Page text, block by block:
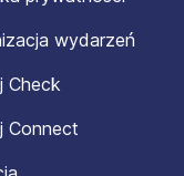
wydarzeń
Check
Connect